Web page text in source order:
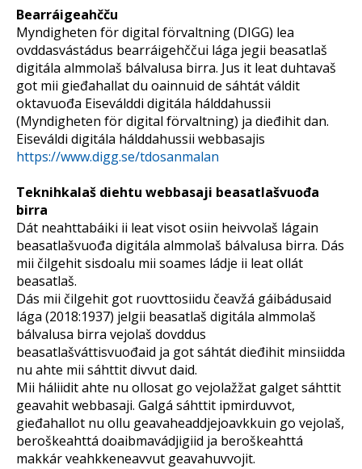
Bearráigeahčču
Myndigheten för digital förvaltning (DIGG) lea
ovddasvástádus bearráigehččui lága jegii beasatlaš
digitála almmolaš bálvalusa birra. Jus it leat duhtavaš
got mii gieđahallat du oainnuid de sáhtát váldit
oktavuođa Eiseválddi digitála hálddahussii
(Myndigheten för digital förvaltning) ja dieđihit dan.
Eiseváldi digitála hálddahussii webbasajis
https://www.digg.se/tdosanmalan
Teknihkalaš diehtu webbasaji beasatlašvuođa
birra
Dát neahttabáiki ii leat visot osiin heivvolaš lágain
beasatlašvuođa digitála almmolaš bálvalusa birra. Dás
mii čilgehit sisdoalu mii soames ládje ii leat ollát
beasatlaš.
Dás mii čilgehit got ruovttosiidu čeavžá gáibádusaid
lága (2018:1937) jelgii beasatlaš digitála almmolaš
bálvalusa birra vejolaš dovddus
beasatlašváttisvuođaid ja got sáhtát dieđihit minsiidda
nu ahte mii sáhttit divvut daid.
Mii háliidit ahte nu ollosat go vejolažžat galget sáhttit
geavahit webbasaji. Galgá sáhttit ipmirduvvot,
gieđahallot nu ollu geavaheaddjejoavkkuin go vejolaš,
beroškeahttá doaibmavádjigiid ja beroškeahttá
makkár veahkkeneavvut geavahuvvojit.